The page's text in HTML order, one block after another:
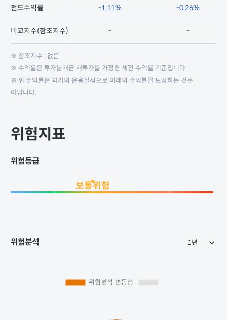
펀드수익률
비교지수(참조지수)
-1.11% -0.26%
- -
※ 참조지수 : 없음
※ 수익률은 투자분배금 재투자를 가정한 세전 수익률 기준입니다
※ 위 수익률은 과거의 운용실적으로 미래의 수익률을 보장하는 것은
아닙니다.
위험지표
위험등급
보통위험
위험분석